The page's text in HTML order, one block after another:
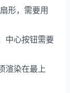
形，需要用
中心按钮需要
渲染在最上